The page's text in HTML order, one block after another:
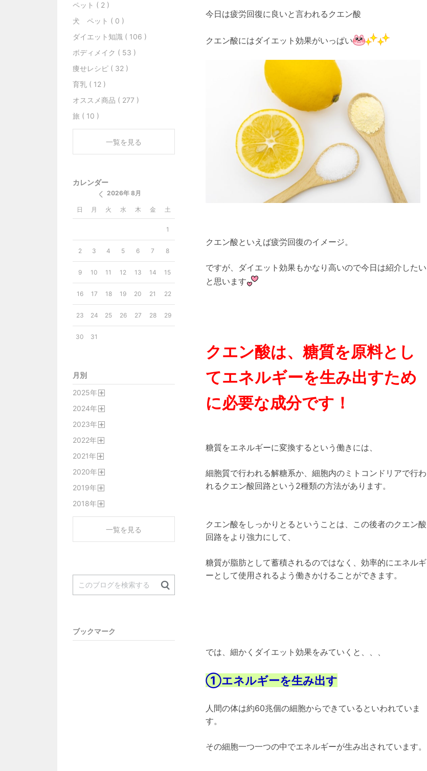
今日は疲労回復に良いと言われるクエン酸
クエン酸にはダイエット効果がいっぱい
クエン酸といえば疲労回復のイメージ。
ですが、ダイエット効果もかなり高いので今日は紹介したい
と思います
クエン酸は、糖質を原料とし
てエネルギーを生み出すため
に必要な成分です！
糖質をエネルギーに変換するという働きには、
細胞質で行われる解糖系か、細胞内のミトコンドリアで行わ
れるクエン酸回路という2種類の方法があります。
クエン酸をしっかりとるということは、この後者のクエン酸
回路をより強力にして、
糖質が脂肪として蓄積されるのではなく、効率的にエネルギ
ーとして使用されるよう働きかけることができます。
では、細かくダイエット効果をみていくと、、、
①エネルギーを生み出す
人間の体は約60兆個の細胞からできているといわれていま
す。
その細胞一つ一つの中でエネルギーが生み出されています。
ペット ( 2 )
犬 ペット ( 0 )
ダイエット知識 ( 106 )
ボディメイク ( 53 )
痩せレシピ ( 32 )
育乳 ( 12 )
オススメ商品 ( 277 )
旅 ( 10 )
一覧を見る
カレンダー
2026年 8月
日 月 火 水 木 金 土
1
2 3 4 5 6 7 8
9 10 11 12 13 14 15
16 17 18 19 20 21 22
23 24 25 26 27 28 29
30 31
月別
2025年
2024年
2023年
2022年
2021年
2020年
2019年
2018年
一覧を見る
ブックマーク